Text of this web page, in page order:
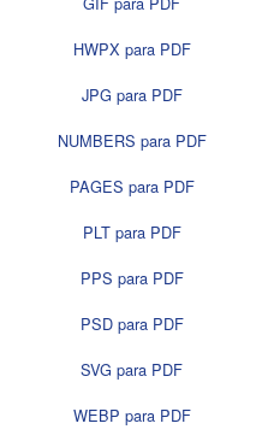
HWPX para PDF
JPG para PDF
NUMBERS para PDF
PAGES para PDF
PLT para PDF
PPS para PDF
PSD para PDF
SVG para PDF
WEBP para PDF